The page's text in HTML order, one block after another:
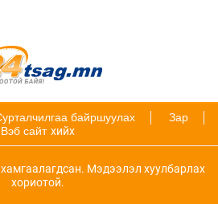
байршуулах
Зар
Вэб сайт хийх
Мэдээлэл хуулбарлах
хориотой.